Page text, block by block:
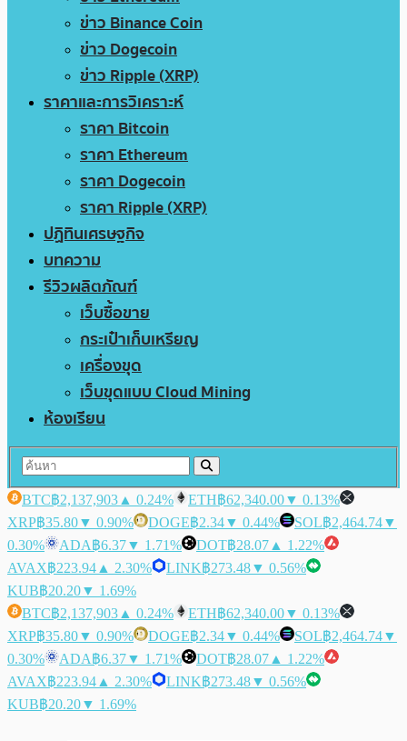
ข่าว Binance Coin
ข่าว Dogecoin
ข่าว Ripple (XRP)
ราคาและการวิเคราะห์
ราคา Bitcoin
ราคา Ethereum
ราคา Dogecoin
ราคา Ripple (XRP)
ปฏิทินเศรษฐกิจ
บทความ
รีวิวผลิตภัณฑ์
เว็บซื้อขาย
กระเป๋าเก็บเหรียญ
เครื่องขุด
เว็บขุดแบบ Cloud Mining
ห้องเรียน
BTC฿2,137,903 ▲ 0.24% ETH฿62,340.00▼ 0.13%
XRP฿35.80▼ 0.90% DOGE฿2.34▼ 0.44% SOL฿2,464.74▼
0.30%
ADA฿6.37▼ 1.71% DOT฿28.07 ▲ 1.22%
AVAX฿223.94 ▲ 2.30% LINK฿273.48▼ 0.56%
KUB฿20.20▼ 1.69%
BTC฿2,137,903 ▲ 0.24% ETH฿62,340.00▼ 0.13%
XRP฿35.80▼ 0.90% DOGE฿2.34▼ 0.44% SOL฿2,464.74▼
0.30%
ADA฿6.37▼ 1.71% DOT฿28.07 ▲ 1.22%
AVAX฿223.94 ▲ 2.30% LINK฿273.48▼ 0.56%
KUB฿20.20▼ 1.69%